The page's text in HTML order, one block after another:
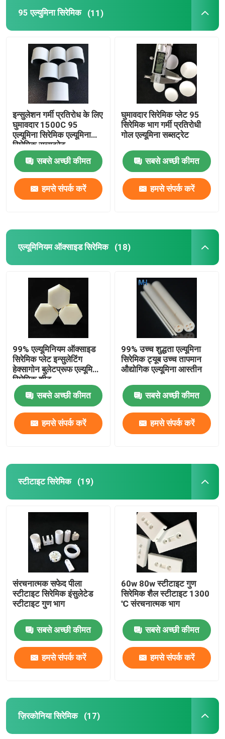
95 एल्युमिना सिरेमिक (11)
इन्सुलेशन गर्मी प्रतिरोध के लिए
घुमावदार 1500C 95
एल्यूमिना सिरेमिक एल्यूमिना
सिरेमिक सब्सट्रेट
सबसे अच्छी कीमत
हमसे संपर्क करें
घुमावदार सिरेमिक प्लेट 95
सिरेमिक भाग गर्मी प्रतिरोधी
गोल एल्यूमिना सब्सट्रेट
सबसे अच्छी कीमत
हमसे संपर्क करें
एल्यूमिनियम ऑक्साइड सिरेमिक (18)
99% एल्यूमिनियम ऑक्साइड
सिरेमिक प्लेट इन्सुलेटिंग
हेक्सागोन बुलेटप्रूफ एल्यूमिना
सिरेमिक शीट
सबसे अच्छी कीमत
हमसे संपर्क करें
99% उच्च शुद्धता एल्यूमिना
सिरेमिक ट्यूब उच्च तापमान
औद्योगिक एल्यूमिना आस्तीन
सबसे अच्छी कीमत
हमसे संपर्क करें
स्टीटाइट सिरेमिक (19)
संरचनात्मक सफेद पीला
स्टीटाइट सिरेमिक इंसुलेटेड
स्टीटाइट गुण भाग
सबसे अच्छी कीमत
हमसे संपर्क करें
60w 80w स्टीटाइट गुण
सिरेमिक शैल स्टीटाइट 1300
℃ संरचनात्मक भाग
सबसे अच्छी कीमत
हमसे संपर्क करें
ज़िरकोनिया सिरेमिक (17)